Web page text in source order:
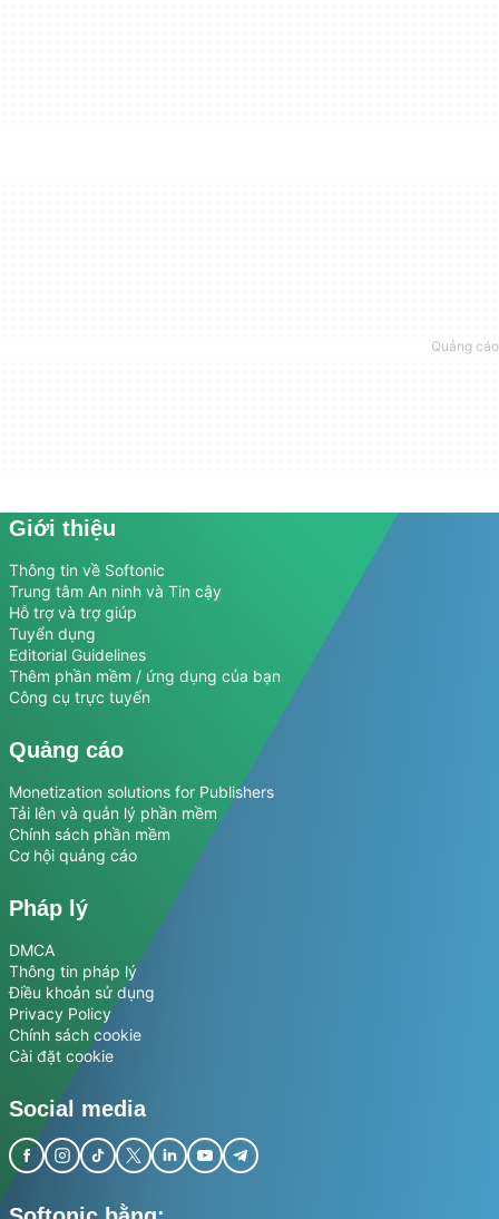
Giới thiệu
Thông tin về Softonic
Trung tâm An ninh và Tin cậy
Hỗ trợ và trợ giúp
Tuyển dụng
Editorial Guidelines
Thêm phần mềm / ứng dụng của bạn
Công cụ trực tuyến
Quảng cáo
Monetization solutions for Publishers
Tải lên và quản lý phần mềm
Chính sách phần mềm
Cơ hội quảng cáo
Pháp lý
DMCA
Thông tin pháp lý
Điều khoản sử dụng
Privacy Policy
Chính sách cookie
Cài đặt cookie
Social media